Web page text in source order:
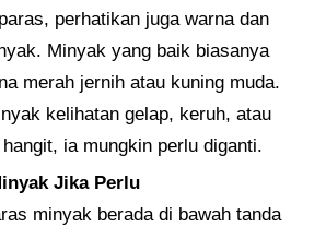
perhatikan juga warna dan
Minyak yang baik biasanya
merah jernih atau kuning muda.
kelihatan gelap, keruh, atau
hangit, ia mungkin perlu diganti.
Jika Perlu
minyak berada di bawah tanda